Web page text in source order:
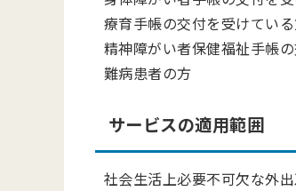
療育手帳の交付を受けてい
精神障がい者保健福祉手帳
難病患者の方
サービスの適用範囲
社会生活上必要不可欠な外